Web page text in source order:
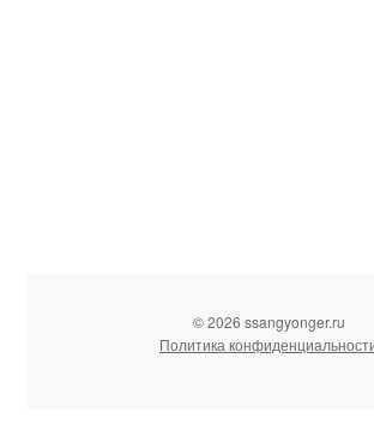
© 2026 ssangyonger.ru
Политика